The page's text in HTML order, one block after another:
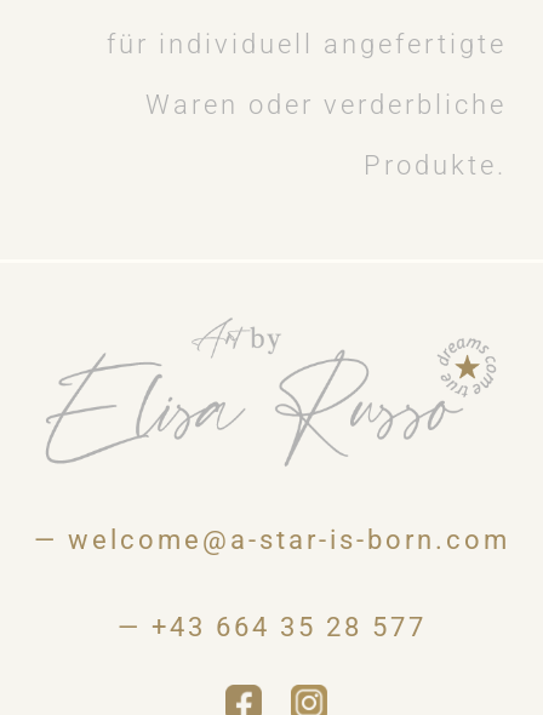
für individuell angefertigte
Waren oder verderbliche
Produkte.
— welcome@a-star-is-born.com
— +43 664 35 28 577